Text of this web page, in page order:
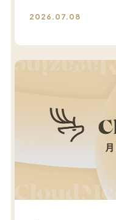
2026.07.08